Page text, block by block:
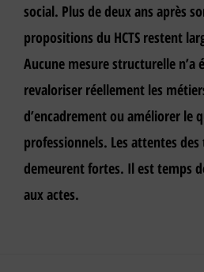
social. Plus de deux ans après
propositions du HCTS restent
Aucune mesure structurelle n’a
revaloriser réellement les
d’encadrement ou améliorer le
professionnels. Les attentes
demeurent fortes. Il est temps
aux actes.